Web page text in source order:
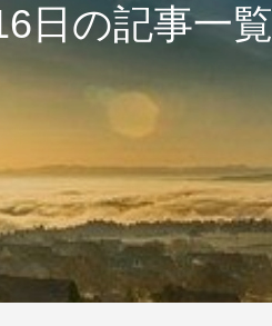
日の記事一覧